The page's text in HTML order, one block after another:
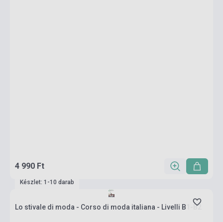
4 990 Ft
Készlet: 1-10 darab
Lo stivale di moda - Corso di moda italiana - Livelli B1-B2